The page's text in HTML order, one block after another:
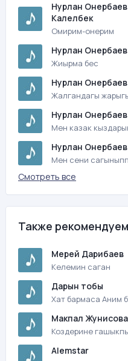
Нурлан
Калелбек
Омирим-онерим
Нурлан Онербаев
Жиырма бес
Нурлан Онербаев
Жалгандагы
Нурлан Онербаев
Мен казак
Нурлан Онербаев
Мен сени
Смотреть все
Также
Мерей Дарибаев
Келемин саган
Дарын тобы
Хат бармаса Аним
Макпал Жунисова
Коздерине
Alemstar